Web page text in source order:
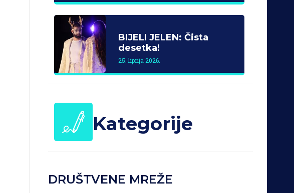
BIJELI JELEN: Čista
desetka!
25. lipnja 2026.
Kategorije
DRUŠTVENE MREŽE